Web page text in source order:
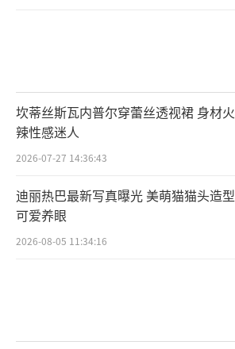
坎蒂丝斯瓦内普尔穿蕾丝透视裙 身材火
辣性感迷人
2026-07-27 14:36:43
迪丽热巴最新写真曝光 美萌猫猫头造型
可爱养眼
2026-08-05 11:34:16